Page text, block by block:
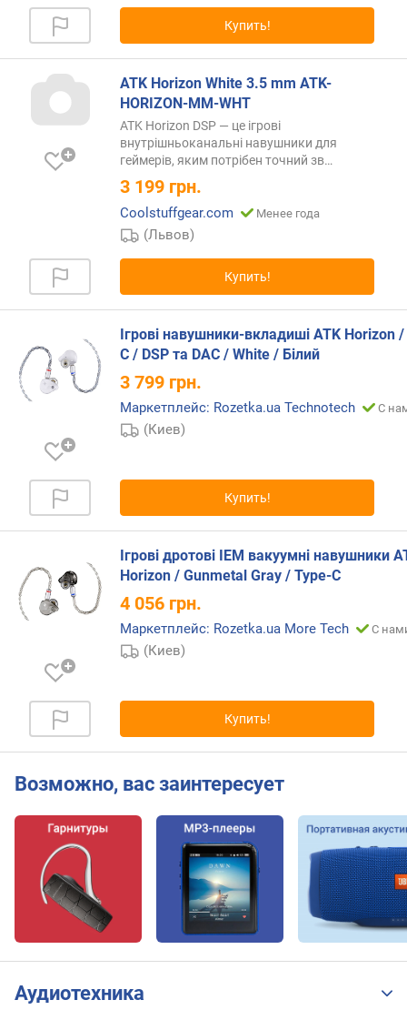
ч
с
в
п
е
е
и
й
и
м
д
н
м
.
с
т
т
ц
)
а
к
.
Купить!
ATK Horizon White 3.5 mm ATK-
HORIZON-MM-WHT
ATK Horizon DSP — це ігрові
внутрішньоканальні навушники для
геймерів, яким потрібен точний зв…
3 199 грн.
Coolstuffgear.com Менее года
(Львов)
Купить!
Ігрові навушники-вкладиші ATK Horizon
C / DSP та DAC / White / Білий
3 799 грн.
Маркетплейс: Rozetka.ua Technotech С
(Киев)
Купить!
Ігрові дротові IEM вакуумні навушники
Horizon / Gunmetal Gray / Type-C
4 056 грн.
Маркетплейс: Rozetka.ua More Tech С
(Киев)
Купить!
Возможно, вас заинтересует
Аудиотехника